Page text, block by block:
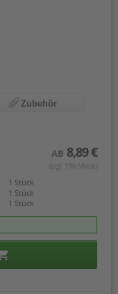
Zubehör
AB 8,89 €
(zzgl. 19% Mwst.)
1 Stück
1 Stück
1 Stück